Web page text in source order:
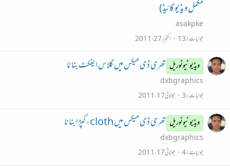
مکمل ویڈیو گائیڈ)
asakpke
جوابات 13 اکتوبر 27، 2011
ویڈیو ٹیوٹوریل تھری ڈی میکس میں گلاس ایفکٹ بنانا
dxbgraphics
جوابات 3 جولائی 17، 2011
ویڈیو ٹیوٹوریل تھری ڈی میکس میں cloth ، کپڑا بنانا
dxbgraphics
جوابات 4 جولائی 17، 2011